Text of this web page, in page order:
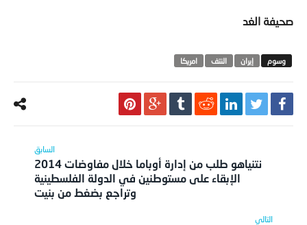
صحيفة الغد
إيران النتف امريكا
نتنياهو طلب من إدارة أوباما خلال مفاوضات 2014
الإبقاء على مستوطنين في الدولة الفلسطينية
وتراجع بضغط من بنيت